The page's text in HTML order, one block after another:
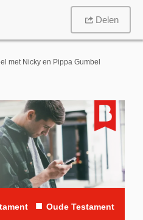
Delen
met Nicky en Pippa Gumbel
■ Oude Testament